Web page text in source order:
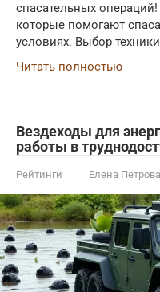
спасательных
которые помогают
условиях. Выбор
Читать полностью
Вездеходы для
работы в
Рейтинги Елена Петрова